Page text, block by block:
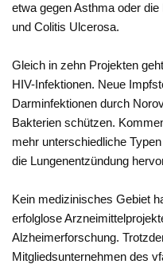
etwa gegen Asthma oder
und Colitis Ulcerosa.
Gleich in zehn Projekten
HIV-Infektionen. Neue
Darminfektionen durch
Bakterien schützen.
mehr unterschiedliche
die Lungenentzündung
Kein medizinisches Gebiet
erfolglose
Alzheimerforschung.
Mitgliedsunternehmen des